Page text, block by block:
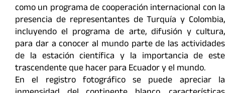
como un programa de cooperación internacional con la
presencia de representantes de Turquía y Colombia,
incluyendo el programa de arte, difusión y cultura,
para dar a conocer al mundo parte de las actividades
de la estación científica y la importancia de este
trascendente que hacer para Ecuador y el mundo.
En el registro fotográfico se puede apreciar la